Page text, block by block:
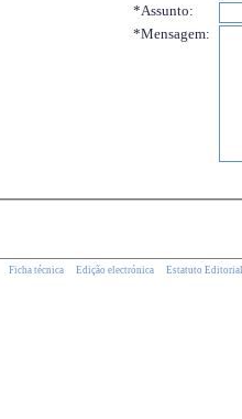
*Assunto:
*Mensagem:
Ficha técnica Edição electrónica Estatuto Editorial